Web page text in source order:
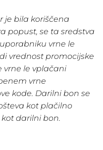
je bila koriščena
popust, se ta sredstva
vrne le
vrednost promocijske
vrne le vplačani
vrne
kode. Darilni bon se
kot plačilno
darilni bon.